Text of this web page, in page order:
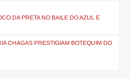
DA PRETA NO BAILE DO AZUL E
CHAGAS PRESTIGIAM BOTEQUIM DO